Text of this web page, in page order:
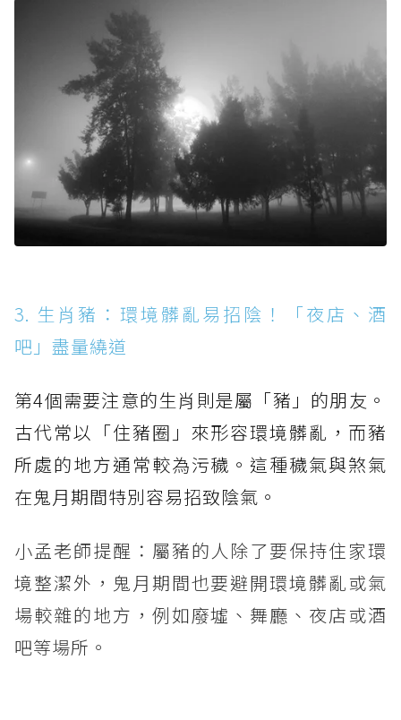
3. 生肖豬：環境髒亂易招陰！「夜店、酒
吧」盡量繞道
第4個需要注意的生肖則是屬「豬」的朋友。
古代常以「住豬圈」來形容環境髒亂，而豬
所處的地方通常較為污穢。這種穢氣與煞氣
在鬼月期間特別容易招致陰氣。
小孟老師提醒：屬豬的人除了要保持住家環
境整潔外，鬼月期間也要避開環境髒亂或氣
場較雜的地方，例如廢墟、舞廳、夜店或酒
吧等場所。